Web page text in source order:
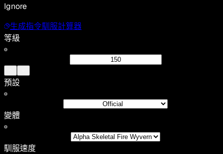
Ignore
生成指令馴服計算器
等級
預設
變體
馴服速度